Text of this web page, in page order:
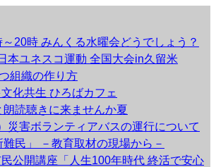
20時 みんくる水曜会どうでしょう？
本ユネスコ運動 全国大会in久留米
組織の作り方
化共生 ひろばカフェ
朗読聴きに来ませんか夏
災害ボランティアバスの運行について
民」 －教育取材の現場から－
公開講座「人生100年時代 終活で安心